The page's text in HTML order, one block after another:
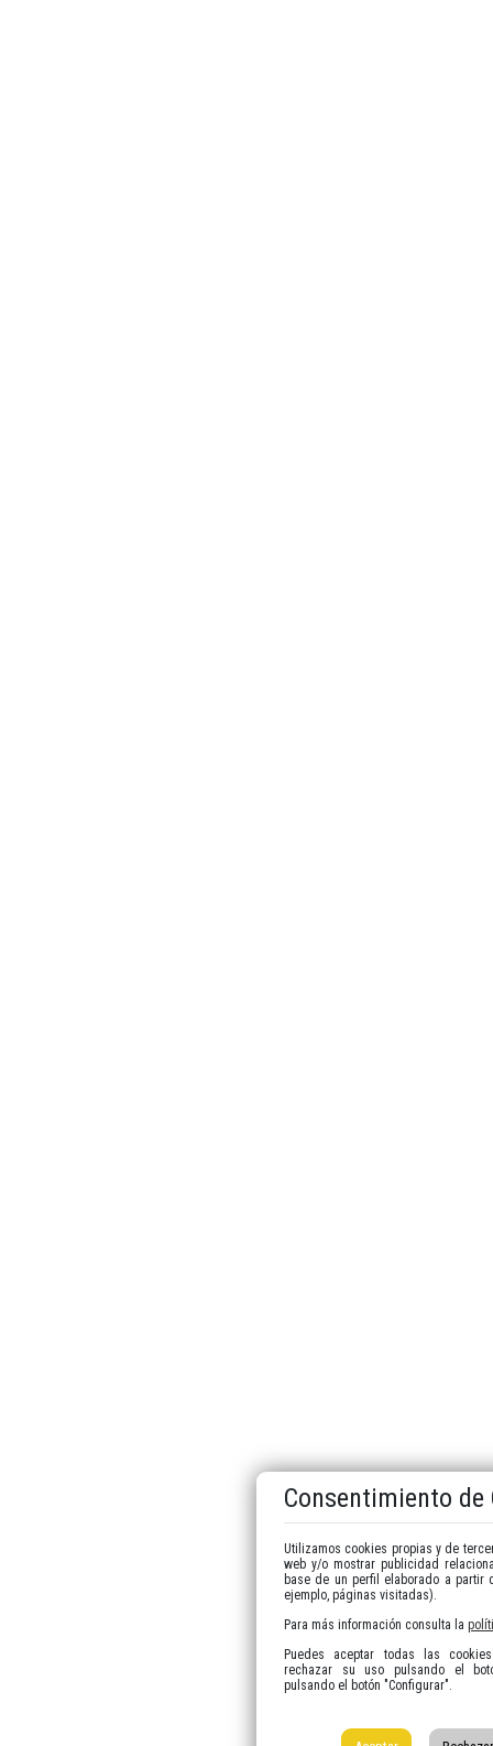
Consentimiento de
Utilizamos cookies propias y de
web y/o mostrar publicidad
base de un perfil elaborado a partir
ejemplo, páginas visitadas).
Para más información consulta la
Puedes aceptar todas las
rechazar su uso pulsando el
pulsando el botón "Configurar".